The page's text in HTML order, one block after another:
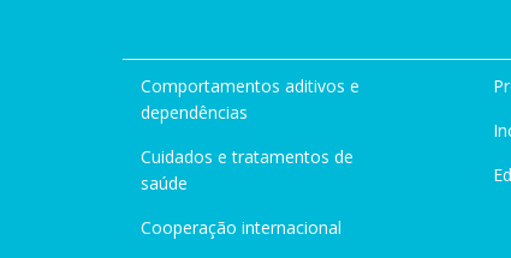
Comportamentos aditivos e
dependências
Cuidados e tratamentos de
saúde
Cooperação internacional